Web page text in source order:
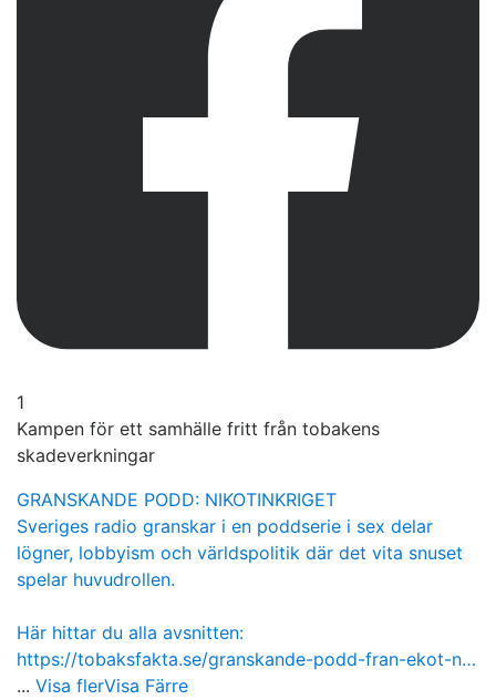
1
Kampen för ett samhälle fritt från tobakens
skadeverkningar
GRANSKANDE PODD: NIKOTINKRIGET
Sveriges radio granskar i en poddserie i sex delar
lögner, lobbyism och världspolitik där det vita snuset
spelar huvudrollen.
Här hittar du alla avsnitten:
https://tobaksfakta.se/granskande-podd-fran-ekot-n…
... Visa flerVisa Färre